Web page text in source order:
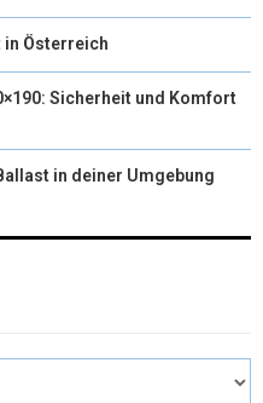
in Österreich
Sicherheit und Komfort
in deiner Umgebung